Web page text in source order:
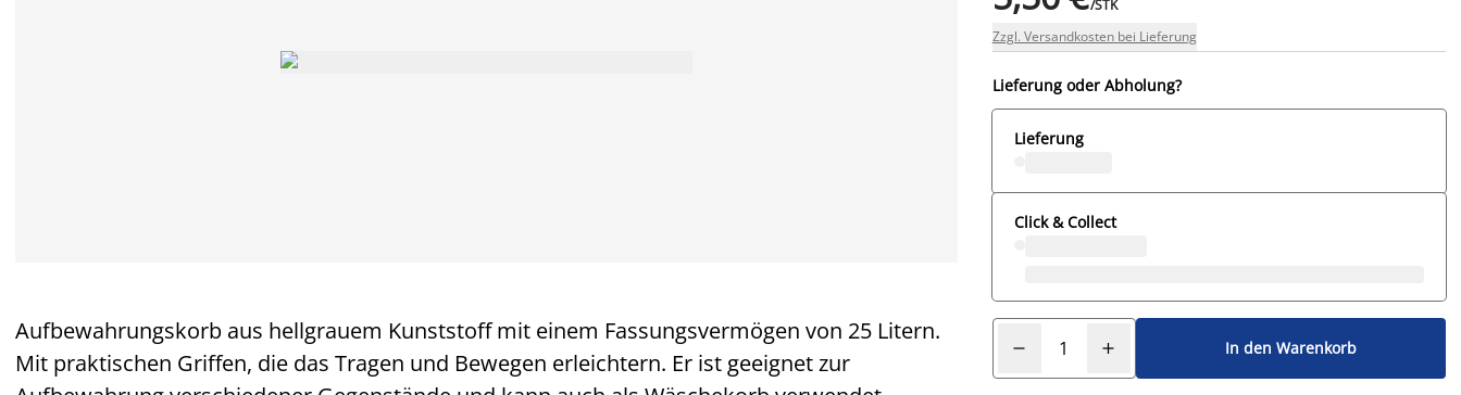
Aufbewahrungskorb aus hellgrauem Kunststoff mit einem Fassungsvermögen von 25 Litern.
Mit praktischen Griffen, die das Tragen und Bewegen erleichtern. Er ist geeignet zur
/STK
Zzgl. Versandkosten bei Lieferung
Lieferung oder Abholung?
Lieferung
Click & Collect
In den Warenkorb